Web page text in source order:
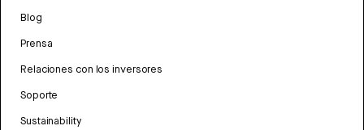
Blog
Prensa
Relaciones con los inversores
Soporte
Sustainability